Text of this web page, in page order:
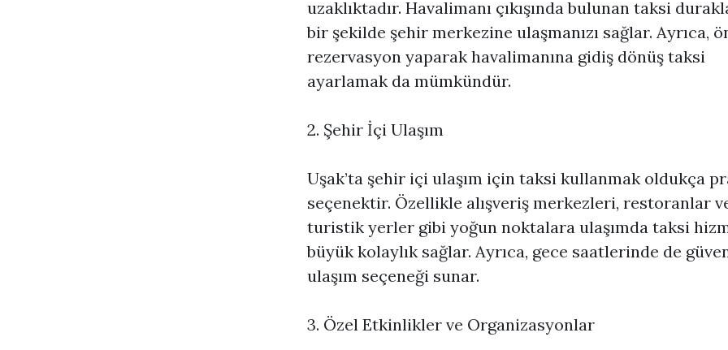
uzaklıktadır. Havalimanı çıkışında bulunan taksi
bir şekilde şehir merkezine ulaşmanızı sağlar. Ayrıca,
rezervasyon yaparak havalimanına gidiş dönüş taksi
ayarlamak da mümkündür.
2. Şehir İçi Ulaşım
Uşak’ta şehir içi ulaşım için taksi kullanmak oldukça
seçenektir. Özellikle alışveriş merkezleri, restoranlar
turistik yerler gibi yoğun noktalara ulaşımda taksi
büyük kolaylık sağlar. Ayrıca, gece saatlerinde de
ulaşım seçeneği sunar.
3. Özel Etkinlikler ve Organizasyonlar